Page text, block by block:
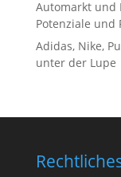
Automarkt und
Potenziale und
Adidas, Nike,
unter der Lupe